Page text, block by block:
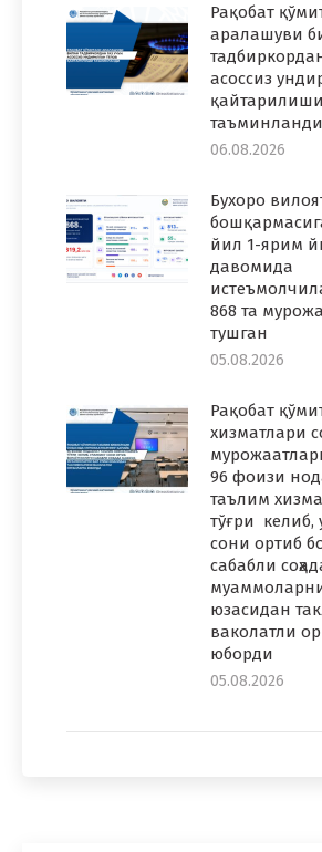
Рақобат
аралашуви
асоссиз
қайтарилиши
таъминланди
06.08.2026
Бухоро
йил 1-ярим
давомида
868 та
тушган
05.08.2026
Рақобат
хизматлари
96 фоизи
таълим
тўғри келиб,
сони ортиб
сабабли
юзасидан
ваколатли
юборди
05.08.2026